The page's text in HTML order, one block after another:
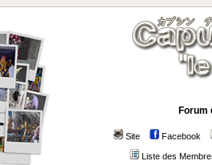
Forum
Site Facebook
Liste des